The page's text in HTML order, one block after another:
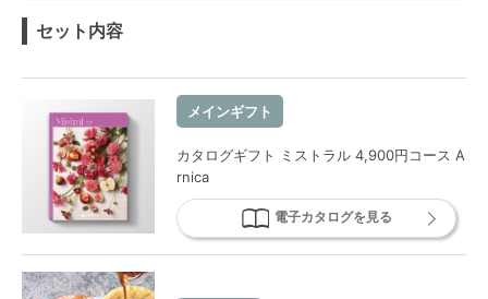
セット内容
メインギフト
カタログギフト ミストラル 4,900円コース A
rnica
電子カタログを見る